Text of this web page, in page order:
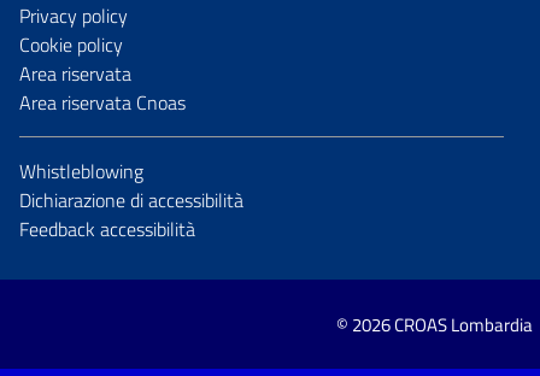
Privacy policy
Cookie policy
Area riservata
Area riservata Cnoas
Whistleblowing
Dichiarazione di accessibilità
Feedback accessibilità
© 2026 CROAS Lombardia